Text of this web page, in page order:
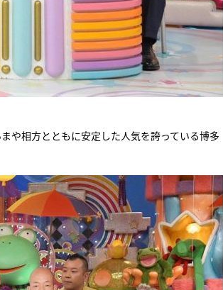
や相方とともに安定した人気を誇っている博多